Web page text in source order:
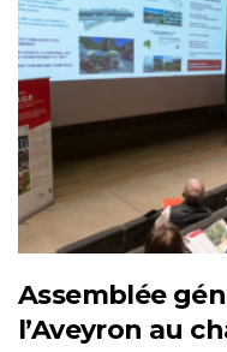
Assemblée
l’Aveyron au